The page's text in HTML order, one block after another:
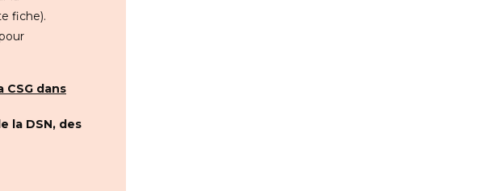
fiche).
dans
la DSN, des